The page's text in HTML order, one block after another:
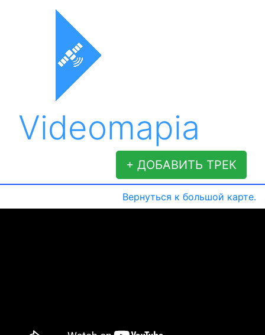
Videomapia
+ ДОБАВИТЬ ТРЕК
Вернуться к большой карте.